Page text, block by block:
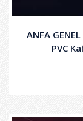
ANFA
PVC